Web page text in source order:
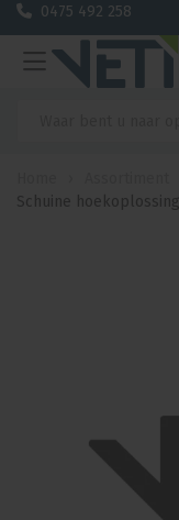
0475 492 258
Schuine